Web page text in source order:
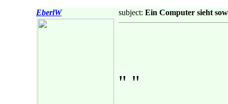
EberlW subject: Ein Computer sieht
" "